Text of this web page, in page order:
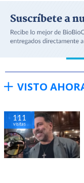
VISTO
111
visitas